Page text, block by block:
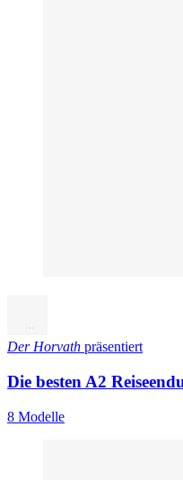
Der Horvath präsentiert
Die besten A2
8 Modelle